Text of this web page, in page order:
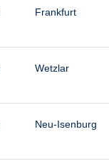
Frankfurt
Wetzlar
Neu-Isenburg